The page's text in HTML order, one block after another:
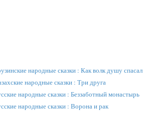
народные сказки : Как волк душу спасал
народные сказки : Три друга
народные сказки : Беззаботный монастырь
народные сказки : Ворона и рак